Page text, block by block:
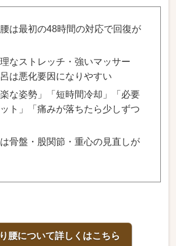
は最初の48時間の対応で回復が
なストレッチ・強いマッサー
は悪化要因になりやすい
な姿勢」「短時間冷却」「必要
ト」「痛みが落ちたら少しずつ
骨盤・股関節・重心の見直しが
腰について詳しくはこちら